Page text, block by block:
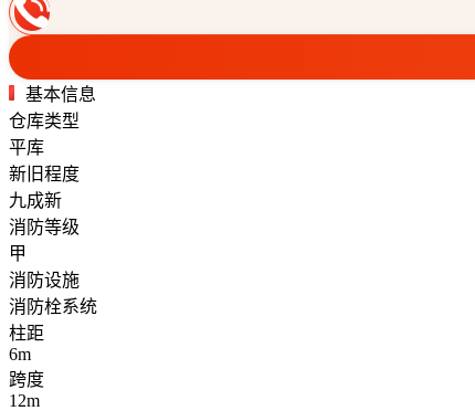
基本信息
仓库类型
平库
新旧程度
九成新
消防等级
甲
消防设施
消防栓系统
柱距
6m
跨度
12m